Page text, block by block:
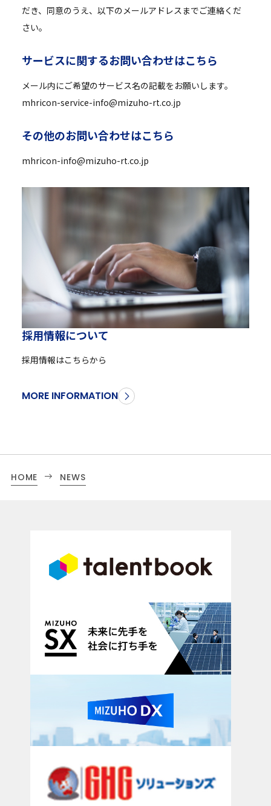
だき、同意のうえ、以下のメールアドレスまでご連絡くだ
さい。
サービスに関するお問い合わせはこちら
メール内にご希望のサービス名の記載をお願いします。
mhricon-service-info@mizuho-rt.co.jp
その他のお問い合わせはこちら
mhricon-info@mizuho-rt.co.jp
採用情報について
採用情報はこちらから
MORE INFORMATION
HOME NEWS